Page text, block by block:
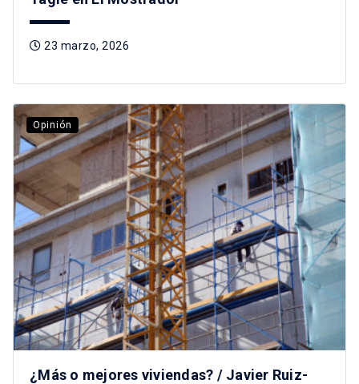
23 marzo, 2026
Opinión
¿Más o mejores viviendas? / Javier Ruiz-